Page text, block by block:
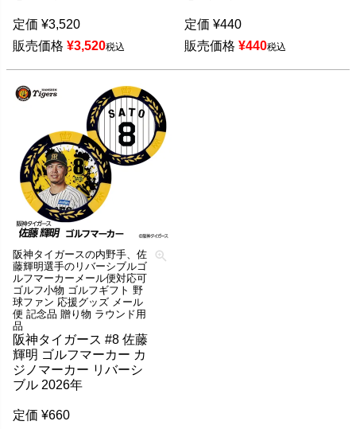
定価 ¥3,520
販売価格 ¥3,520税込
定価 ¥440
販売価格 ¥440税込
阪神タイガースの内野手、佐
藤輝明選手のリバーシブルゴ
ルフマーカーメール便対応可
ゴルフ小物 ゴルフギフト 野
球ファン 応援グッズ メール
便 記念品 贈り物 ラウンド用
品
阪神タイガース #8 佐藤
輝明 ゴルフマーカー カ
ジノマーカー リバーシ
ブル 2026年
定価 ¥660